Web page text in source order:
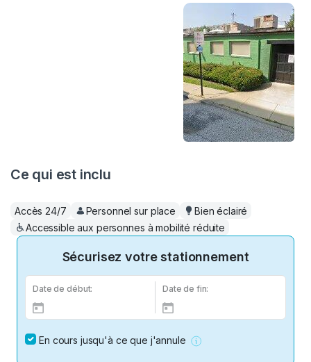
Ce qui est inclu
Accès 24/7 Personnel sur place
Bien éclairé
Accessible aux personnes à mobilité réduite
Sécurisez votre stationnement
Date de début: Date de fin:
En cours jusqu'à ce que j'annule